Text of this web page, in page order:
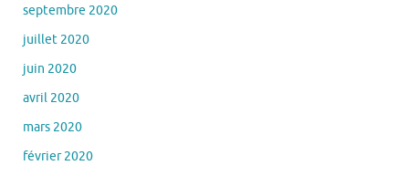
septembre 2020
juillet 2020
juin 2020
avril 2020
mars 2020
février 2020